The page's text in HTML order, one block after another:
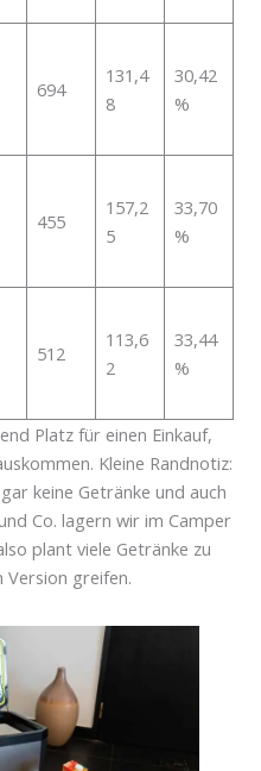
694
131,4
8
30,42
%
455
157,2
5
33,70
%
512
113,6
2
33,44
%
Platz für einen Einkauf,
Kleine Randnotiz:
keine Getränke und auch
Co. lagern wir im Camper
plant viele Getränke zu
Version greifen.